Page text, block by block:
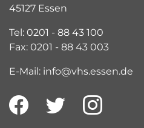
45127 Essen
Tel: 0201 - 88 43 100
Fax: 0201 - 88 43 003
E-Mail: info@vhs.essen.de